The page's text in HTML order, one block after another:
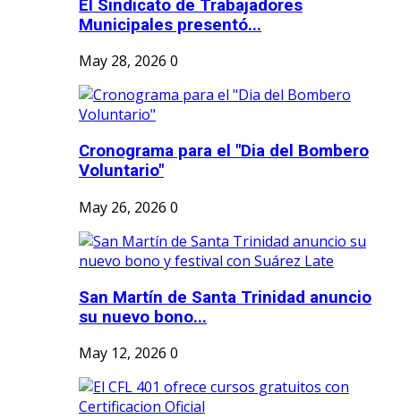
El Sindicato de Trabajadores
Municipales presentó...
May 28, 2026 0
Cronograma para el "Dia del Bombero
Voluntario"
May 26, 2026 0
San Martín de Santa Trinidad anuncio
su nuevo bono...
May 12, 2026 0